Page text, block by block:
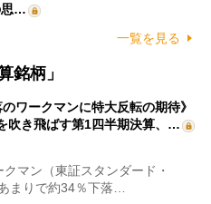
思…
一覧を見る
銘柄」
のワークマンに特大反転の期待》
吹き飛ばす第1四半期決算、…
マン（東証スタンダード・
まりで約34％下落…